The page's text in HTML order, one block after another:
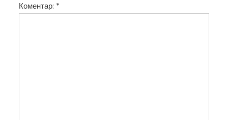
я
Коментар: *